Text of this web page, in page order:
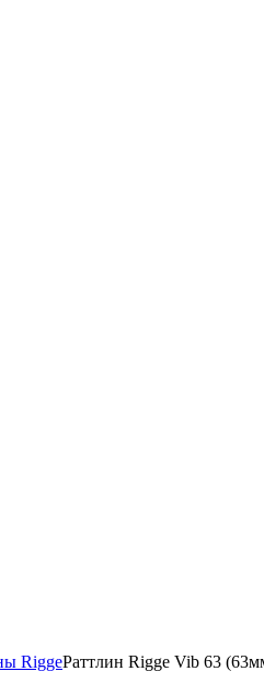
RiggeРаттлин Rigge Vib 63